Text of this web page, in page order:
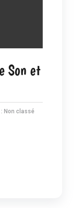
Son et
Non classé